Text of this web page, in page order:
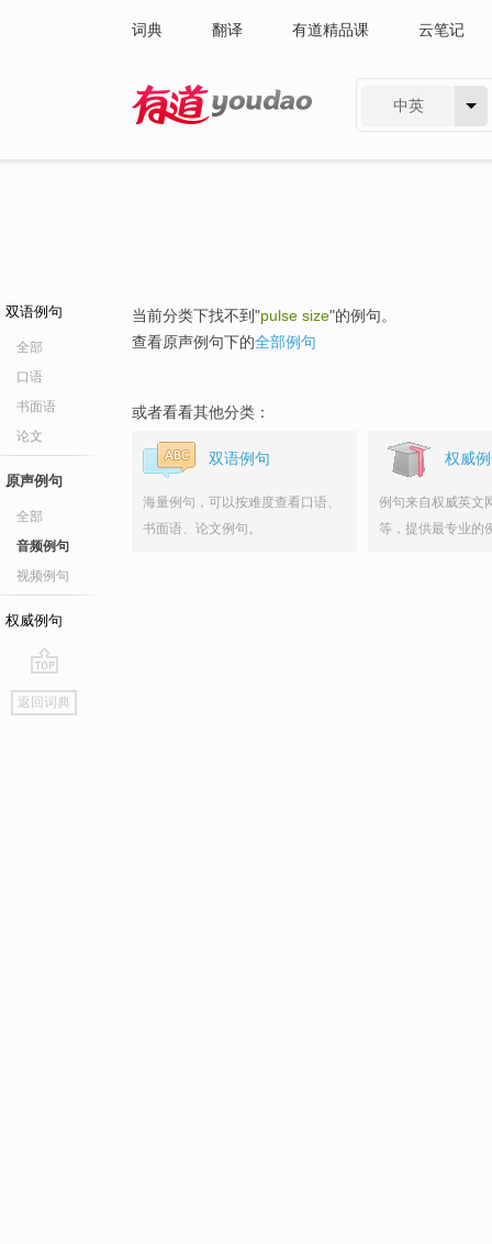
词典 翻译 有道精品课 云笔记
中英
双语例句
全部
口语
书面语
论文
原声例句
全部
音频例句
视频例句
权威例句
go
top
返回词典
当前分类下找不到"pulse size"的例句。
查看原声例句下的全部例句
或者看看其他分类：
双语例句
海量例句，可以按难度查看口语、
书面语、论文例句。
权威
例句来自权威英文
等，提供最专业的